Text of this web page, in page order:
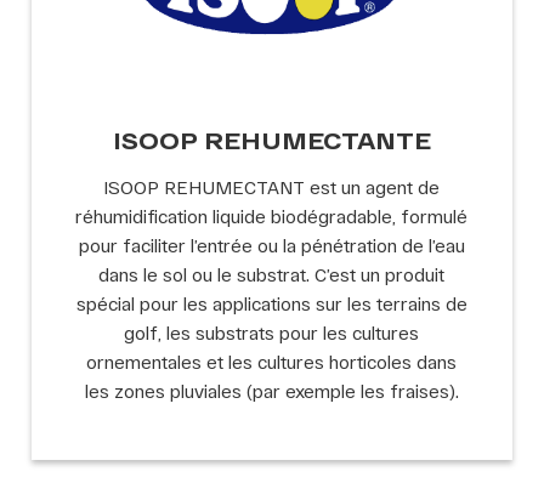
ISOOP REHUMECTANTE
ISOOP REHUMECTANT est un agent de
réhumidification liquide biodégradable, formulé
pour faciliter l’entrée ou la pénétration de l’eau
dans le sol ou le substrat. C’est un produit
spécial pour les applications sur les terrains de
golf, les substrats pour les cultures
ornementales et les cultures horticoles dans
les zones pluviales (par exemple les fraises).